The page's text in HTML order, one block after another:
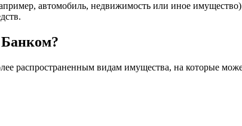
автомобиль, недвижимость или иное
распространенным видам имущества, на которые